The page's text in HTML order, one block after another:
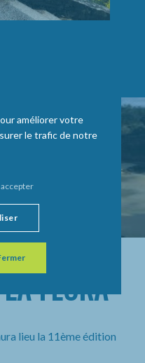
FLORA
lieu la 11ème édition
améliorer votre
le trafic de notre